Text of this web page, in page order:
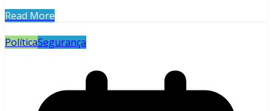
Read More
PolíticaSegurança